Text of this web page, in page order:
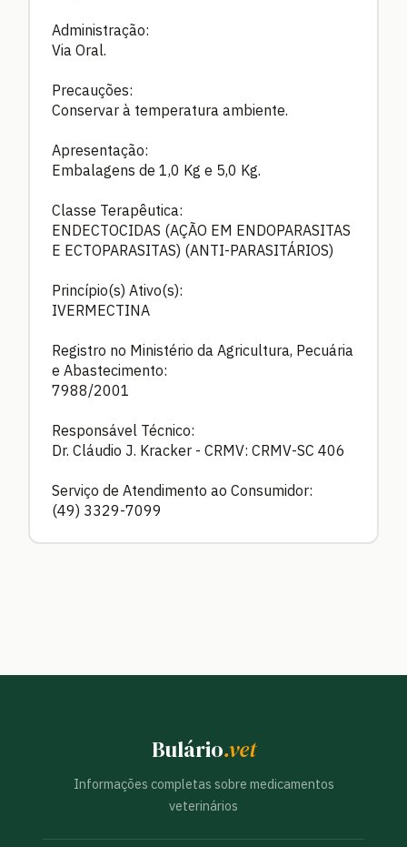
Administração:
Via Oral.
Precauções:
Conservar à temperatura ambiente.
Apresentação:
Embalagens de 1,0 Kg e 5,0 Kg.
Classe Terapêutica:
ENDECTOCIDAS (AÇÃO EM ENDOPARASITAS
E ECTOPARASITAS) (ANTI-PARASITÁRIOS)
Princípio(s) Ativo(s):
IVERMECTINA
Registro no Ministério da Agricultura, Pecuária
e Abastecimento:
7988/2001
Responsável Técnico:
Dr. Cláudio J. Kracker - CRMV: CRMV-SC 406
Serviço de Atendimento ao Consumidor:
(49) 3329-7099
Bulário.vet
Informações completas sobre medicamentos
veterinários